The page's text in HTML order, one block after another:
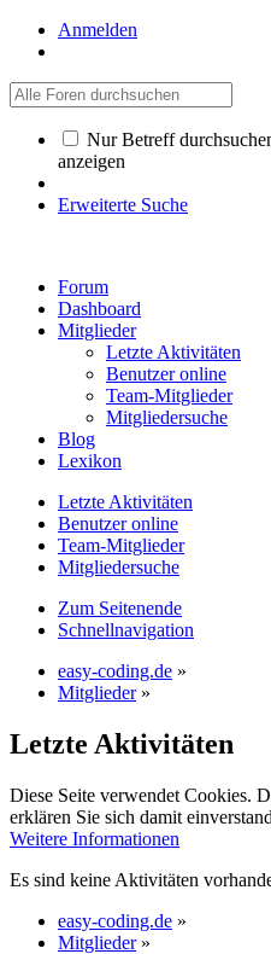
Anmelden
Nur Betreff
anzeigen
Erweiterte Suche
Forum
Dashboard
Mitglieder
Letzte Aktivitäten
Benutzer online
Team-Mitglieder
Mitgliedersuche
Blog
Lexikon
Letzte Aktivitäten
Benutzer online
Team-Mitglieder
Mitgliedersuche
Zum Seitenende
Schnellnavigation
easy-coding.de »
Mitglieder »
Letzte Aktivitäten
Diese Seite verwendet Cookies.
erklären Sie sich damit
Weitere Informationen
Es sind keine Aktivitäten
easy-coding.de »
Mitglieder »